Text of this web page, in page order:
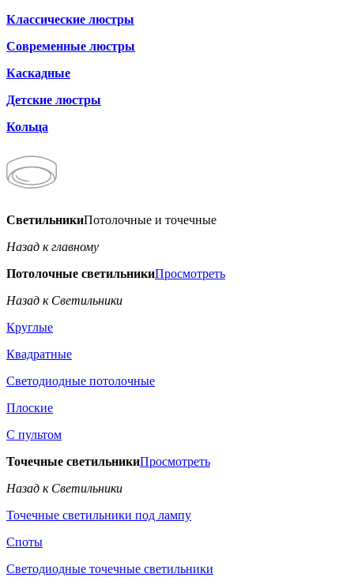
Классические люстры
Современные люстры
Каскадные
Детские люстры
Кольца
СветильникиПотолочные и точечные
Назад к главному
Потолочные светильникиПросмотреть
Назад к Светильники
Круглые
Квадратные
Светодиодные потолочные
Плоские
С пультом
Точечные светильникиПросмотреть
Назад к Светильники
Точечные светильники под лампу
Споты
Светодиодные точечные светильники